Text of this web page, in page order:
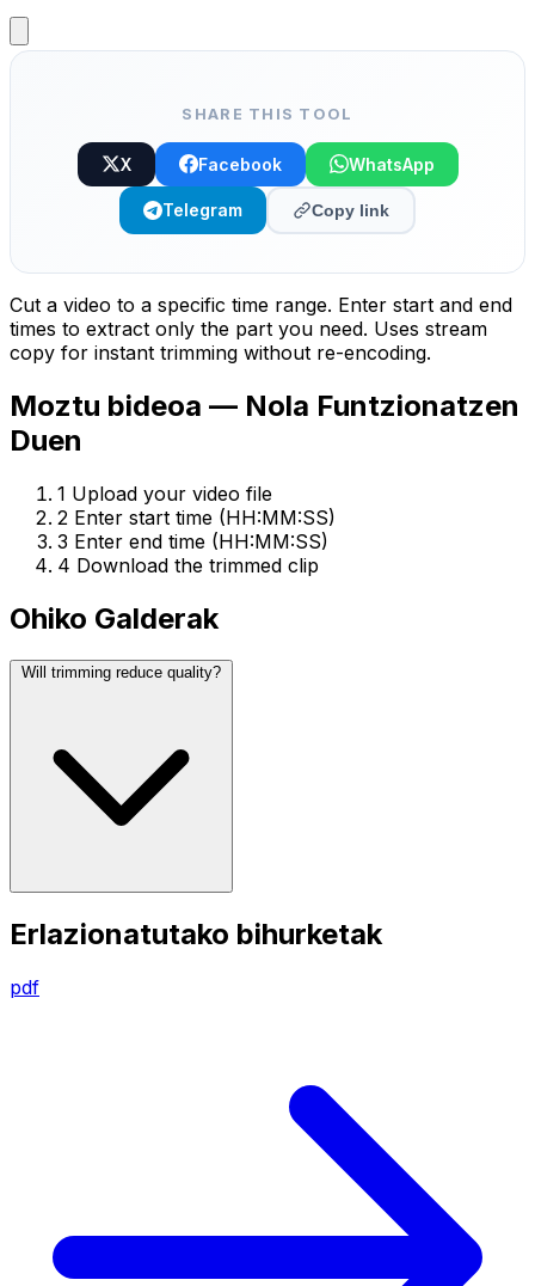
SHARE THIS TOOL
X Facebook WhatsApp
Telegram Copy link
Cut a video to a specific time range. Enter start and end
times to extract only the part you need. Uses stream
copy for instant trimming without re-encoding.
Moztu bideoa — Nola Funtzionatzen
Duen
1 Upload your video file
2 Enter start time (HH:MM:SS)
3 Enter end time (HH:MM:SS)
4 Download the trimmed clip
Ohiko Galderak
Will trimming reduce quality?
Erlazionatutako bihurketak
pdf